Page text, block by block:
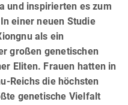
und inspirierten es zum
einer neuen Studie
als ein
großen genetischen
Eliten. Frauen hatten in
Reichs die höchsten
genetische Vielfalt